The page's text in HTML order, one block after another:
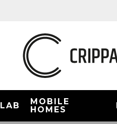
LAB
MOBILE
HOMES